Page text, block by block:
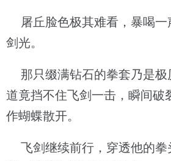
屠丘脸色极其难看，暴喝一
剑光。
那只缀满钻石的拳套乃是极
道竟挡不住飞剑一击，瞬间破
作蝴蝶散开。
飞剑继续前行，穿透他的拳